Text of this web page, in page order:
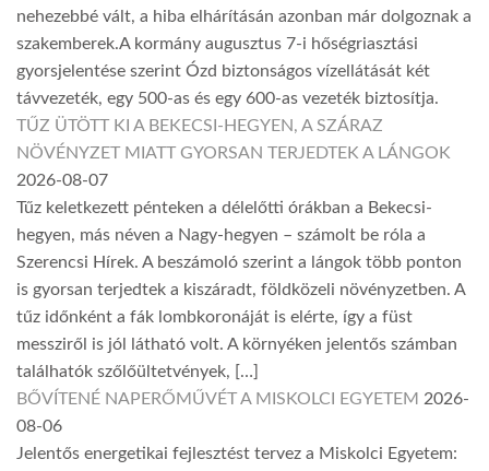
nehezebbé vált, a hiba elhárításán azonban már dolgoznak a
szakemberek.A kormány augusztus 7-i hőségriasztási
gyorsjelentése szerint Ózd biztonságos vízellátását két
távvezeték, egy 500-as és egy 600-as vezeték biztosítja.
TŰZ ÜTÖTT KI A BEKECSI-HEGYEN, A SZÁRAZ
NÖVÉNYZET MIATT GYORSAN TERJEDTEK A LÁNGOK
2026-08-07
Tűz keletkezett pénteken a délelőtti órákban a Bekecsi-
hegyen, más néven a Nagy-hegyen – számolt be róla a
Szerencsi Hírek. A beszámoló szerint a lángok több ponton
is gyorsan terjedtek a kiszáradt, földközeli növényzetben. A
tűz időnként a fák lombkoronáját is elérte, így a füst
messziről is jól látható volt. A környéken jelentős számban
találhatók szőlőültetvények, […]
BŐVÍTENÉ NAPERŐMŰVÉT A MISKOLCI EGYETEM 2026-
08-06
Jelentős energetikai fejlesztést tervez a Miskolci Egyetem: